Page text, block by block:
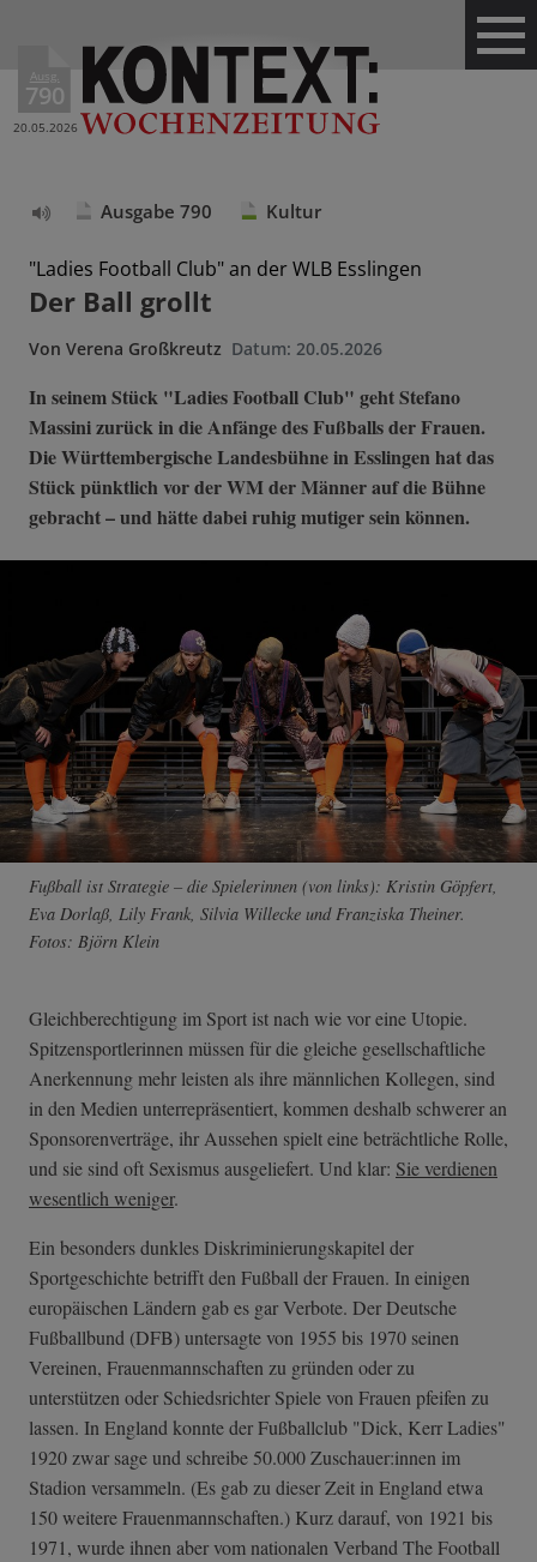
Ausg.
790
20.05.2026
vorlesen
Ausgabe 790 Kultur
"Ladies Football Club" an der WLB Esslingen
Der Ball grollt
Von Verena Großkreutz Datum: 20.05.2026
In seinem Stück "Ladies Football Club" geht Stefano
Massini zurück in die Anfänge des Fußballs der Frauen.
Die Württembergische Landesbühne in Esslingen hat das
Stück pünktlich vor der WM der Männer auf die Bühne
gebracht – und hätte dabei ruhig mutiger sein können.
Fußball ist Strategie – die Spielerinnen (von links): Kristin Göpfert,
Eva Dorlaß, Lily Frank, Silvia Willecke und Franziska Theiner.
Fotos: Björn Klein
Gleichberechtigung im Sport ist nach wie vor eine Utopie.
Spitzensportlerinnen müssen für die gleiche gesellschaftliche
Anerkennung mehr leisten als ihre männlichen Kollegen, sind
in den Medien unterrepräsentiert, kommen deshalb schwerer an
Sponsorenverträge, ihr Aussehen spielt eine beträchtliche Rolle,
und sie sind oft Sexismus ausgeliefert. Und klar: Sie verdienen
wesentlich weniger.
Ein besonders dunkles Diskriminierungskapitel der
Sportgeschichte betrifft den Fußball der Frauen. In einigen
europäischen Ländern gab es gar Verbote. Der Deutsche
Fußballbund (DFB) untersagte von 1955 bis 1970 seinen
Vereinen, Frauenmannschaften zu gründen oder zu
unterstützen oder Schiedsrichter Spiele von Frauen pfeifen zu
lassen. In England konnte der Fußballclub "Dick, Kerr Ladies"
1920 zwar sage und schreibe 50.000 Zuschauer:innen im
Stadion versammeln. (Es gab zu dieser Zeit in England etwa
150 weitere Frauenmannschaften.) Kurz darauf, von 1921 bis
1971, wurde ihnen aber vom nationalen Verband The Football